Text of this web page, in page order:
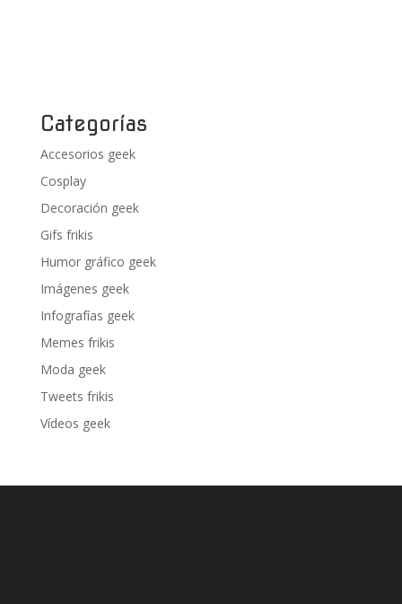
Categorías
Accesorios geek
Cosplay
Decoración geek
Gifs frikis
Humor gráfico geek
Imágenes geek
Infografías geek
Memes frikis
Moda geek
Tweets frikis
Vídeos geek